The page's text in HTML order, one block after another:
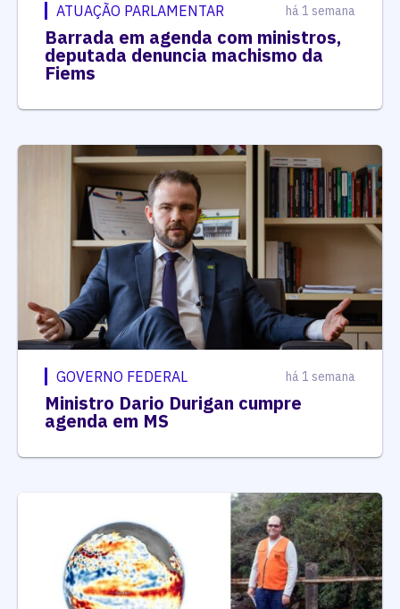
ATUAÇÃO PARLAMENTAR há 1 semana
Barrada em agenda com ministros,
deputada denuncia machismo da
Fiems
GOVERNO FEDERAL há 1 semana
Ministro Dario Durigan cumpre
agenda em MS